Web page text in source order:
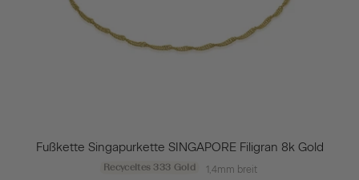
Fußkette Singapurkette SINGAPORE Filigran 8k Gold
Recyceltes 333 Gold 1,4mm breit